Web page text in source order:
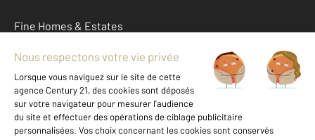
Fine Homes & Estates
À propos
International
Nous contacter